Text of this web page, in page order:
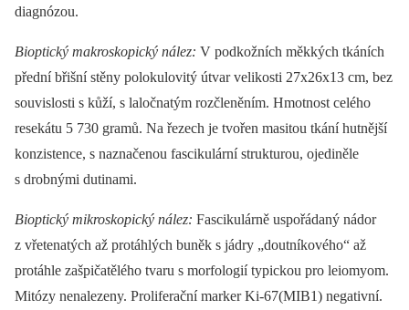
diagnózou.
Bioptický makroskopický nález: V podkožních měkkých tkáních
přední břišní stěny polokulovitý útvar velikosti 27x26x13 cm, bez
souvislosti s kůží, s laločnatým rozčleněním. Hmotnost celého
resekátu 5 730 gramů. Na řezech je tvořen masitou tkání hutnější
konzistence, s naznačenou fascikulární strukturou, ojediněle
s drobnými dutinami.
Bioptický mikroskopický nález: Fascikulárně uspořádaný nádor
z vřetenatých až protáhlých buněk s jádry „doutníkového“ až
protáhle zašpičatělého tvaru s morfologií typickou pro leiomyom.
Mitózy nenalezeny. Proliferační marker Ki-67(MIB1) negativní.